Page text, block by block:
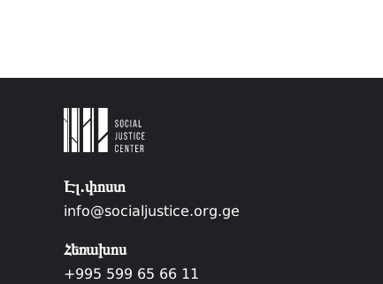
Էլ.փոստ
info@socialjustice.org.ge
Հեռախոս
+995 599 65 66 11